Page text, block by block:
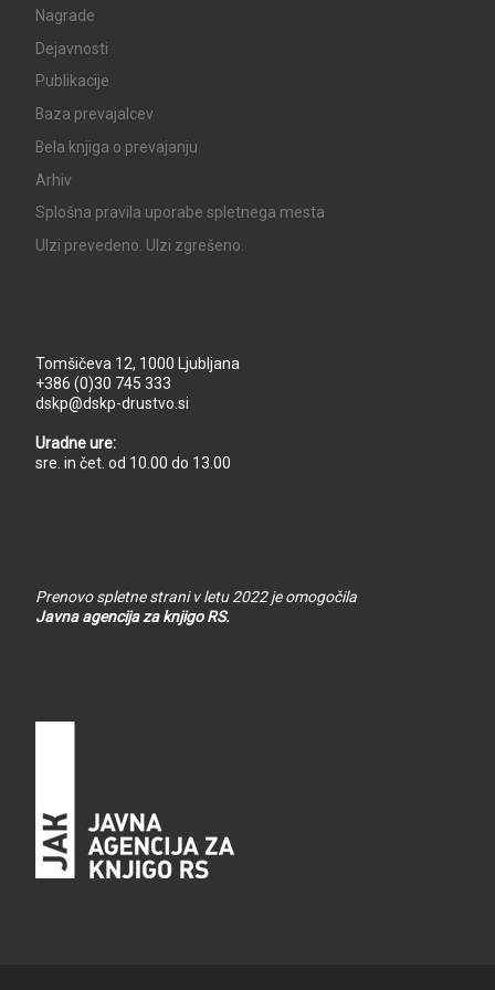
Nagrade
Dejavnosti
Publikacije
Baza prevajalcev
Bela knjiga o prevajanju
Arhiv
Splošna pravila uporabe spletnega mesta
UIzi prevedeno. UIzi zgrešeno.
Tomšičeva 12, 1000 Ljubljana
+386 (0)30 745 333
dskp@dskp-drustvo.si
Uradne ure:
sre. in čet. od 10.00 do 13.00
Prenovo spletne strani v letu 2022 je omogočila
Javna agencija za knjigo RS.